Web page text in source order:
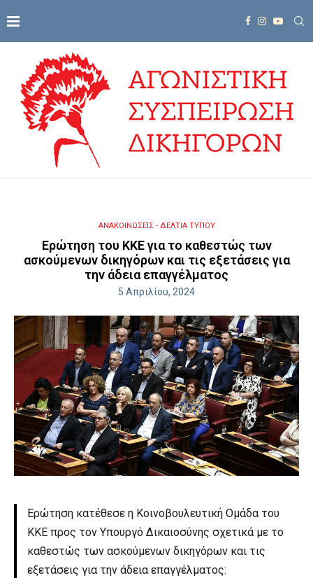
ΑΝΑΚΟΙΝΩΣΕΙΣ - ΔΕΛΤΙΑ ΤΥΠΟΥ
Ερώτηση του ΚΚΕ για το καθεστώς των
ασκούμενων δικηγόρων και τις εξετάσεις για
την άδεια επαγγέλματος
5 Απριλίου, 2024
Ερώτηση κατέθεσε η Κοινοβουλευτική Ομάδα του
ΚΚΕ προς τον Υπουργό Δικαιοσύνης σχετικά με το
καθεστώς των ασκούμενων δικηγόρων και τις
εξετάσεις για την άδεια επαγγέλματος: